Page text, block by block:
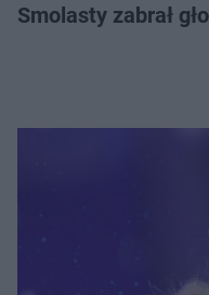
Smolasty zabrał